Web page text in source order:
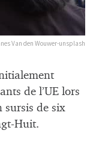
Van den Wouwer-unsplash
de l’UE lors
sursis de six
Huit.